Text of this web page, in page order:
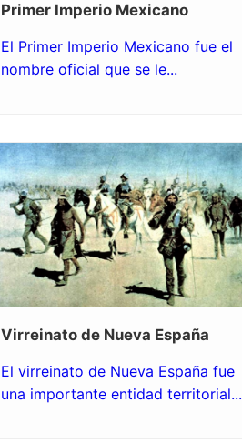
Primer Imperio Mexicano
El Primer Imperio Mexicano fue el
nombre oficial que se le...
Virreinato de Nueva España
El virreinato de Nueva España fue
una importante entidad territorial...